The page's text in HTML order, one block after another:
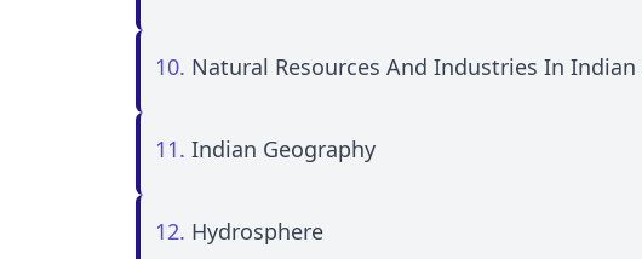
10. Natural Resources And Industries In Indian
11. Indian Geography
12. Hydrosphere